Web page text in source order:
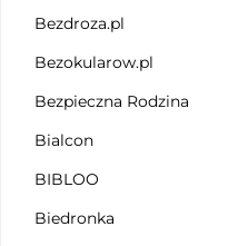
Bezdroza.pl
Bezokularow.pl
Bezpieczna Rodzina
Bialcon
BIBLOO
Biedronka